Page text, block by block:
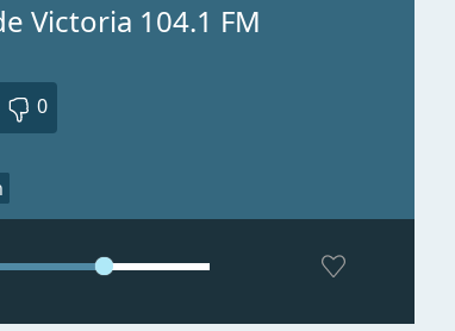
Victoria 104.1 FM
0